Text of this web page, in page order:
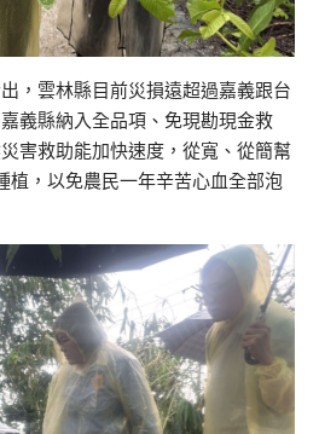
，雲林縣目前災損遠超過嘉義跟台
義縣納入全品項、免現勘現金救
害救助能加快速度，從寬、從簡幫
植，以免農民一年辛苦心血全部泡